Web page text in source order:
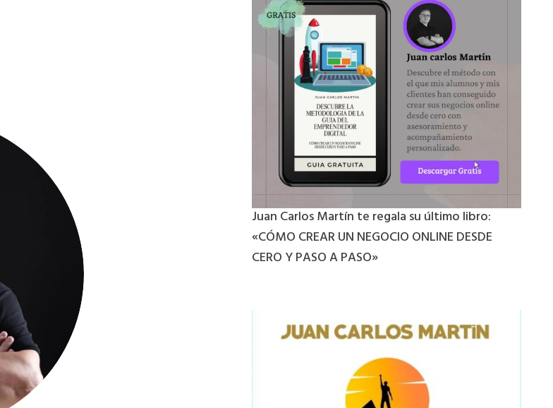
Juan Carlos Martín te regala su último libro:
«CÓMO CREAR UN NEGOCIO ONLINE DESDE
CERO Y PASO A PASO»